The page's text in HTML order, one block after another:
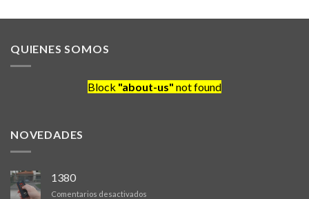
QUIENES SOMOS
Block "about-us" not found
NOVEDADES
1380
Comentarios desactivados